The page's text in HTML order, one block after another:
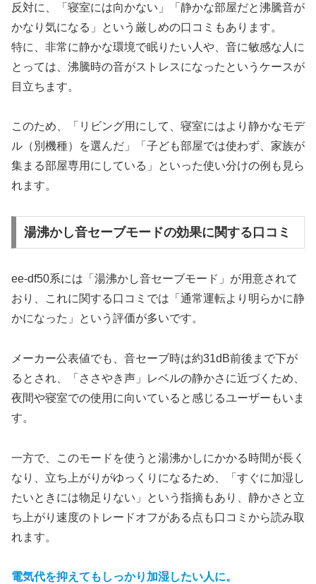
反対に、「寝室には向かない」「静かな部屋だと沸騰音が
かなり気になる」という厳しめの口コミもあります。
特に、非常に静かな環境で眠りたい人や、音に敏感な人に
とっては、沸騰時の音がストレスになったというケースが
目立ちます。
このため、「リビング用にして、寝室にはより静かなモデ
ル（別機種）を選んだ」「子ども部屋では使わず、家族が
集まる部屋専用にしている」といった使い分けの例も見ら
れます。
湯沸かし音セーブモードの効果に関する口コミ
ee-df50系には「湯沸かし音セーブモード」が用意されて
おり、これに関する口コミでは「通常運転より明らかに静
かになった」という評価が多いです。
メーカー公表値でも、音セーブ時は約31dB前後まで下が
るとされ、「ささやき声」レベルの静かさに近づくため、
夜間や寝室での使用に向いていると感じるユーザーもいま
す。
一方で、このモードを使うと湯沸かしにかかる時間が長く
なり、立ち上がりがゆっくりになるため、「すぐに加湿し
たいときには物足りない」という指摘もあり、静かさと立
ち上がり速度のトレードオフがある点も口コミから読み取
れます。
電気代を抑えてもしっかり加湿したい人に。